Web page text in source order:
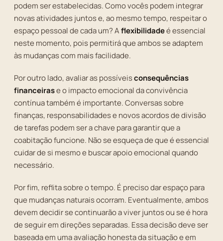
podem ser estabelecidas. Como vocês podem integrar
novas atividades juntos e, ao mesmo tempo, respeitar o
espaço pessoal de cada um? Aflexibilidadeé essencial
neste momento, pois permitirá que ambos se adaptem
às mudanças com mais facilidade.
Por outro lado, avaliar as possíveisconsequências
financeirase o impacto emocional da convivência
contínua também é importante. Conversas sobre
finanças, responsabilidades e novos acordos de divisão
de tarefas podem ser a chave para garantir que a
coabitação funcione. Não se esqueça de que é essencial
cuidar de si mesmo e buscar apoio emocional quando
necessário.
Por fim, reflita sobre o tempo. É preciso dar espaço para
que mudanças naturais ocorram. Eventualmente, ambos
devem decidir se continuarão a viver juntos ou se é hora
de seguir em direções separadas. Essa decisão deve ser
baseada em uma avaliação honesta da situação e em